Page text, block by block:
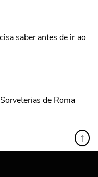
saber antes de ir ao
de Roma
↑